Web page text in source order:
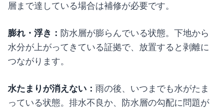
層まで達している場合は補修が必要です。
膨れ・浮き： 防水層が膨らんでいる状態。下地から
水分が上がってきている証拠で、放置すると剥離に
つながります。
水たまりが消えない： 雨の後、いつまでも水がたま
っている状態。排水不良か、防水層の勾配に問題が